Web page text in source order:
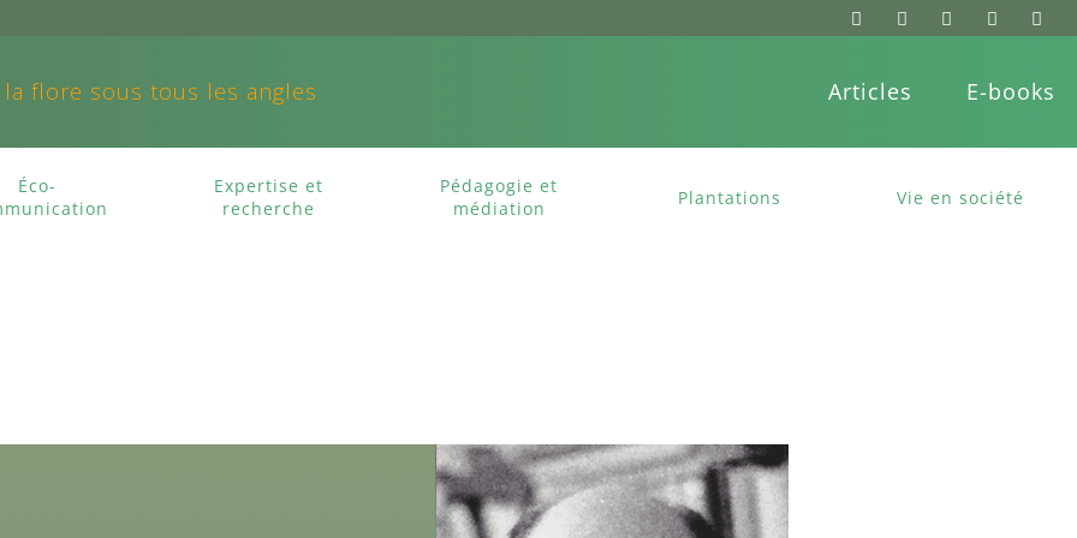
flore sous tous les angles Articles E-books
Éco-
Expertise et
recherche
Pédagogie et
médiation
Plantations Vie en société